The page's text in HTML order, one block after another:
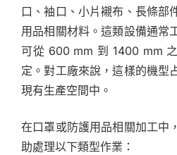
口、袖口、小片襯布、長條部
用品相關材料。這類設備通常
可從 600 mm 到 1400 mm
定。對工廠來說，這樣的機型
現有生產空間中。
在口罩或防護用品相關加工中
助處理以下類型作業：